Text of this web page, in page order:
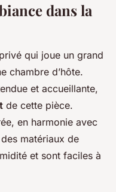
dans la
qui joue un grand
chambre d’hôte.
et accueillante,
de cette pièce.
en harmonie avec
matériaux de
et sont faciles à